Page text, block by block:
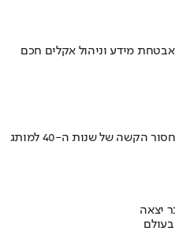
מידע וניהול אקלים חכם
איך אסם הפכה את תקופת הצנע והמחסור הקשה של שנות ה-40 למותג
יצאה